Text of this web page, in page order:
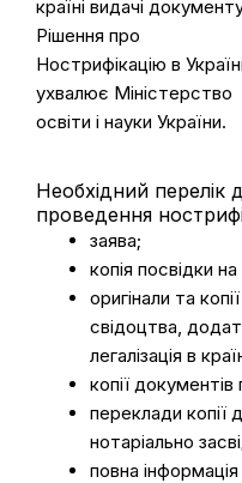
країні видачі
Рішення про
Нострифікацію в Україні
ухвалює Міністерство
освіти і науки України.
Необхідний перелік
проведення
заява;
копія посвідки
оригінали та
свідоцтва,
легалізація в
копії
переклади копії
нотаріально
повна